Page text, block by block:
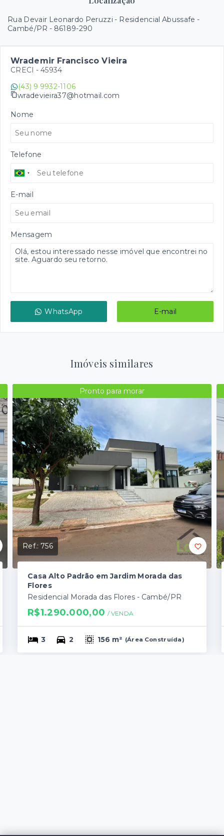
Rua Devair Leonardo Peruzzi - Residencial Abussafe -
Cambé/PR - 86189-290
Wrademir Francisco Vieira
CRECI - 45934
(43) 9 9932-1106
wradevieira37@hotmail.com
Nome
Telefone
E-mail
Mensagem
WhatsApp E-mail
Imóveis similares
Pronto para morar
Ref.:756
Casa Alto Padrão em Jardim Morada das
Flores
Residencial Morada das Flores - Cambé/PR
R$1.290.000,00 / VENDA
3 2 156 m² (Área Construída)